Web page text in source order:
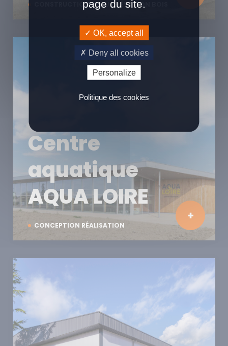
CONSTRUCTION ET SURÉLÉVATION BOIS
CONCEPTION RÉALISATION
Centre
aquatique
AQUA LOIRE
page du site.
OK, accept all
Deny all cookies
Personalize
Politique des cookies